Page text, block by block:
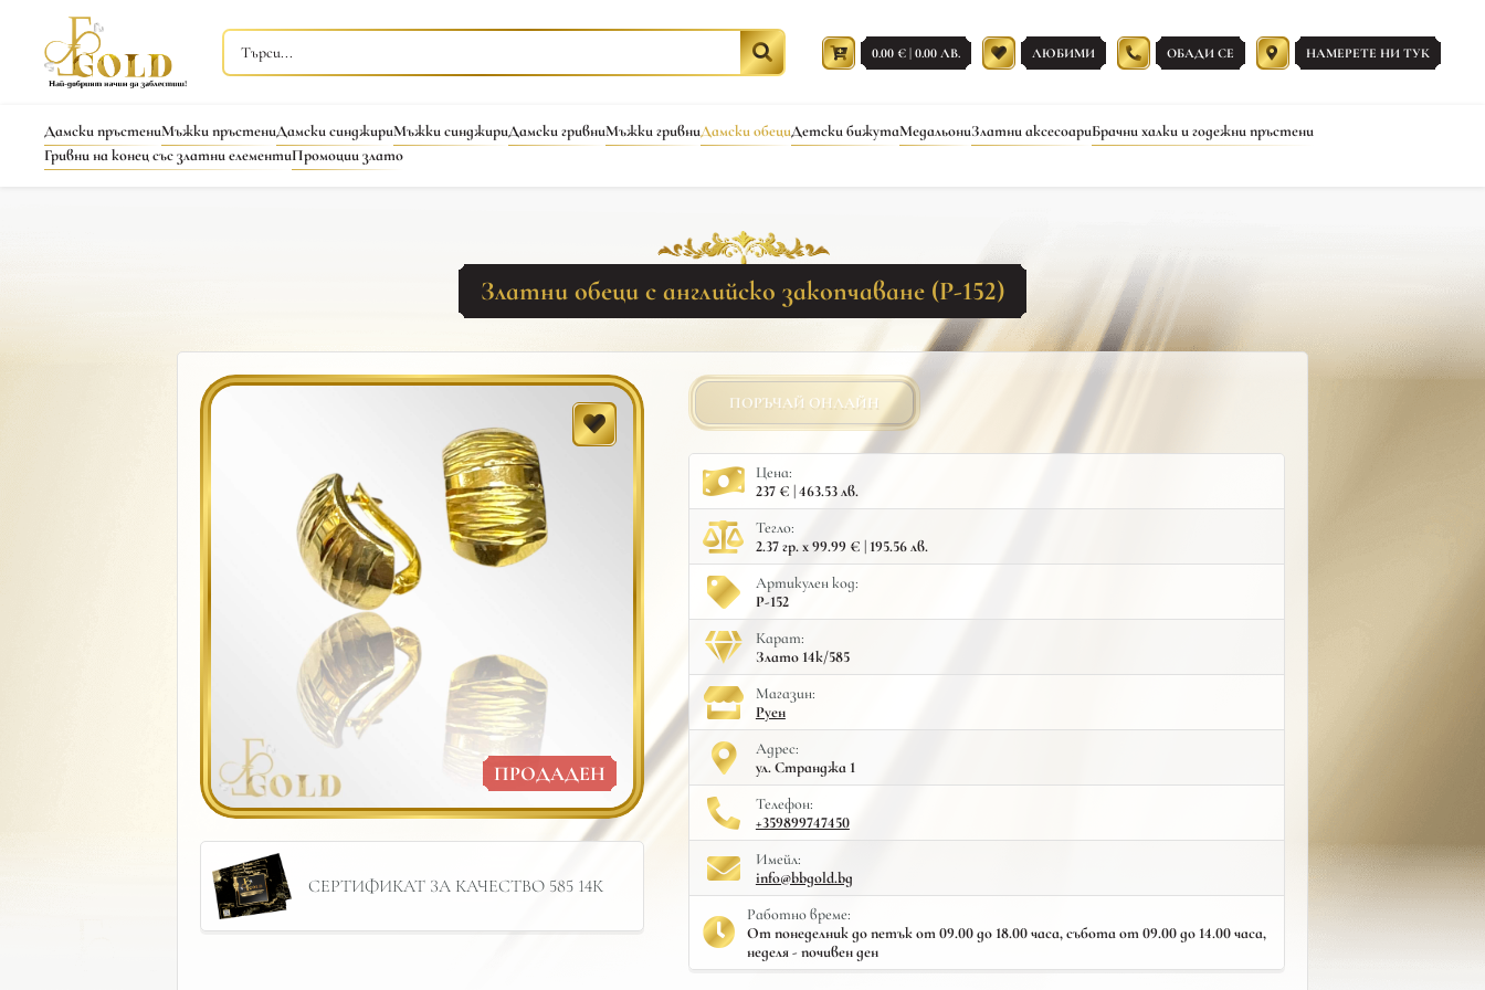
0.00 € | 0.00 ЛВ. ЛЮБИМИ ОБАДИ СЕ НАМЕРЕТЕ НИ ТУК
Дамски пръстениМъжки пръстениДамски синджириМъжки синджириДамски гривниМъжки гривниДамски обециДетски бижутаМедальониЗлатни аксесоариБрачни халки и годежни пръстени
Гривни на конец със златни елементиПромоции злато
Златни обеци с английско закопчаване (Р-152)
ПРОДАДЕН
СЕРТИФИКАТ ЗА КАЧЕСТВО 585 14К
ПОРЪЧАЙ ОНЛАЙН
Цена:
237 € | 463.53 лв.
Тегло:
2.37 гр. x 99.99 € | 195.56 лв.
Артикулен код:
Р-152
Карат:
Злато 14к/585
Mагазин:
Руен
Адрес:
ул. Странджа 1
Телефон:
+359899747450
Имейл:
info@bbgold.bg
Работно време:
От понеделник до петък от 09.00 до 18.00 часа, събота от 09.00 до 14.00 часа,
неделя - почивен ден